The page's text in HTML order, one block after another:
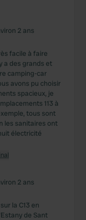
2 ans
facile à faire
a des grands et
camping-car
avons pu choisir
spacieux, je
113 à
tous sont
les sanitaires ont
électricité
2 ans
la C13 en
de Sant